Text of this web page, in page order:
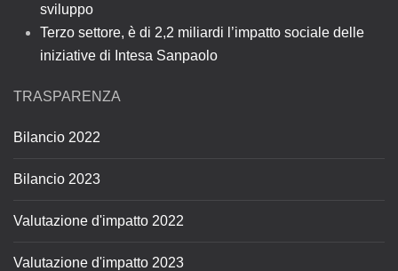
sviluppo
Terzo settore, è di 2,2 miliardi l’impatto sociale delle
iniziative di Intesa Sanpaolo
TRASPARENZA
Bilancio 2022
Bilancio 2023
Valutazione d'impatto 2022
Valutazione d'impatto 2023